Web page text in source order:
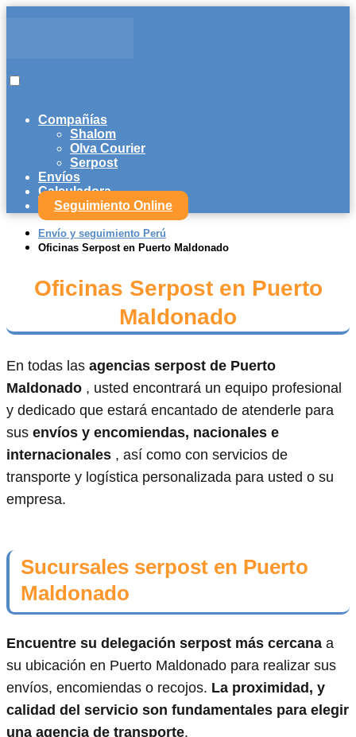
Compañías
Shalom
Olva Courier
Serpost
Envíos
Calculadora
Seguimiento Online
Envío y seguimiento Perú
Oficinas Serpost en Puerto Maldonado
Oficinas Serpost en Puerto
Maldonado
En todas las agencias serpost de Puerto
Maldonado , usted encontrará un equipo profesional
y dedicado que estará encantado de atenderle para
sus envíos y encomiendas, nacionales e
internacionales , así como con servicios de
transporte y logística personalizada para usted o su
empresa.
Sucursales serpost en Puerto
Maldonado
Encuentre su delegación serpost más cercana a
su ubicación en Puerto Maldonado para realizar sus
envíos, encomiendas o recojos. La proximidad, y
calidad del servicio son fundamentales para elegir
una agencia de transporte.